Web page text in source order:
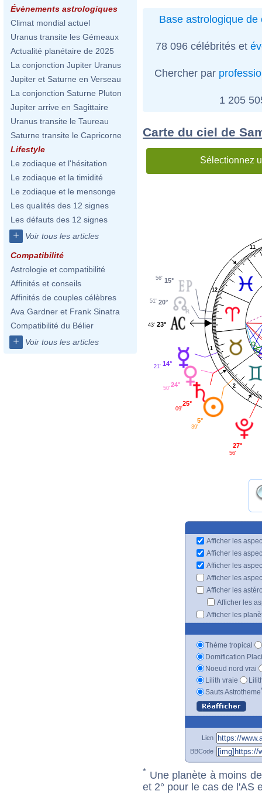
Évènements astrologiques
Climat mondial actuel
Uranus transite les Gémeaux
Actualité planétaire de 2025
La conjonction Jupiter Uranus
Jupiter et Saturne en Verseau
La conjonction Saturne Pluton
Jupiter arrive en Sagittaire
Uranus transite le Taureau
Saturne transite le Capricorne
Lifestyle
Le zodiaque et l'hésitation
Le zodiaque et la timidité
Le zodiaque et le mensonge
Les qualités des 12 signes
Les défauts des 12 signes
+ Voir tous les articles
Compatibilité
Astrologie et compatibilité
Affinités et conseils
Affinités de couples célèbres
Ava Gardner et Frank Sinatra
Compatibilité du Bélier
+ Voir tous les articles
Base astrologique de
78 096 célébrités et
Chercher par
1 205
Carte du ciel de
Sélectionnez
1
2
11
12
15°
56'
20°
51'
23°
43'
14°
21'
24°
50'
25°
09'
5°
39'
27°
56'
Afficher les
Afficher les
Afficher les
Afficher les
Afficher les
Afficher les
Afficher les
Thème tropical
Domification
Noeud nord vrai
Lilith vraie
Sauts Astrotheme
Lien
BBCode
* Une planète à moins
et 2° pour le cas de l'AS